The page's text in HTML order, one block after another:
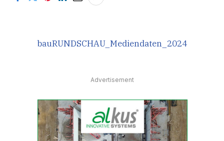
bauRUNDSCHAU_Mediendaten_2024
Advertisement